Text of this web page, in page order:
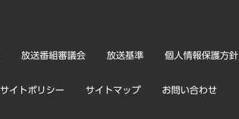
放送番組審議会 放送基準 個人情報保護方針
サイトポリシー サイトマップ お問い合わせ